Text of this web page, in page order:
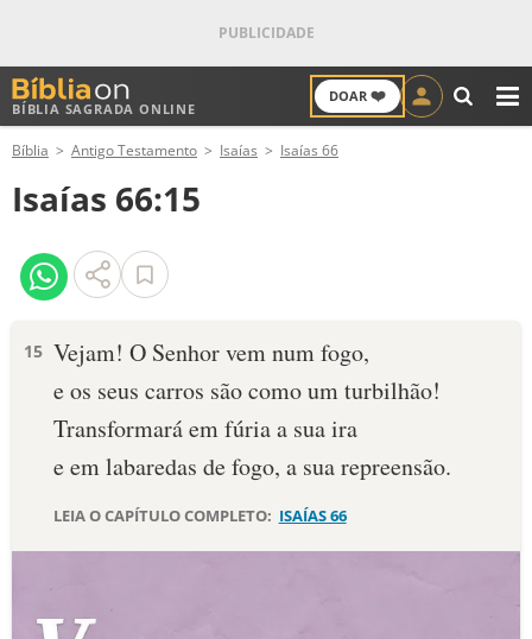
BÍBLIA SAGRADA ONLINE
DOAR ❤️
ANTIGO TESTAMENTO
NOVO TESTAMENTO
VERSÍCULOS
PALAVRA DO DIA
SALMO DO DIA
DEVOCIONAL DIÁRIO
Bíblia Antigo Testamento Isaías Isaías 66
Isaías 66:15
15 Vejam! O Senhor vem num fogo,
e os seus carros são como um turbilhão!
Transformará em fúria a sua ira
e em labaredas de fogo, a sua repreensão.
LEIA O CAPÍTULO COMPLETO: ISAÍAS 66